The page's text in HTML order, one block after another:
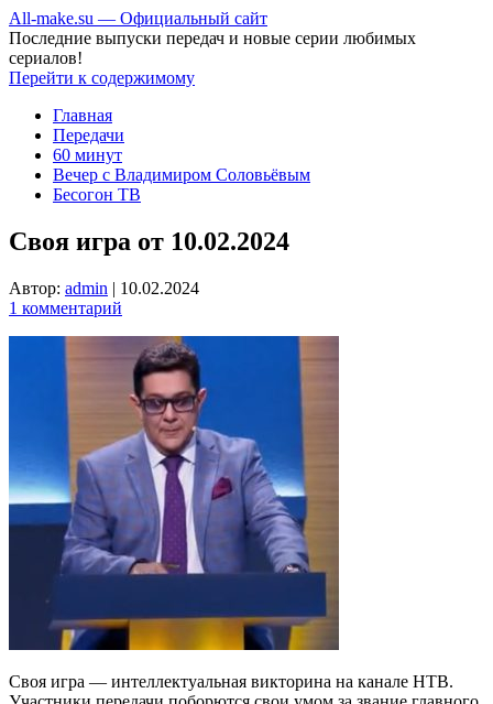
All-make.su — Официальный сайт
Последние выпуски передач и новые серии любимых
сериалов!
Перейти к содержимому
Главная
Передачи
60 минут
Вечер с Владимиром Соловьёвым
Бесогон ТВ
Своя игра от 10.02.2024
Автор: admin | 10.02.2024
1 комментарий
Своя игра — интеллектуальная викторина на канале НТВ.